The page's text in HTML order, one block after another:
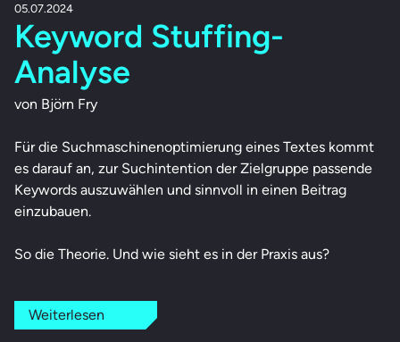
05.07.2024
Keyword Stuffing-
Analyse
von Björn Fry
Für die Suchmaschinenoptimierung eines Textes kommt
es darauf an, zur Suchintention der Zielgruppe passende
Keywords auszuwählen und sinnvoll in einen Beitrag
einzubauen.
So die Theorie. Und wie sieht es in der Praxis aus?
Weiterlesen